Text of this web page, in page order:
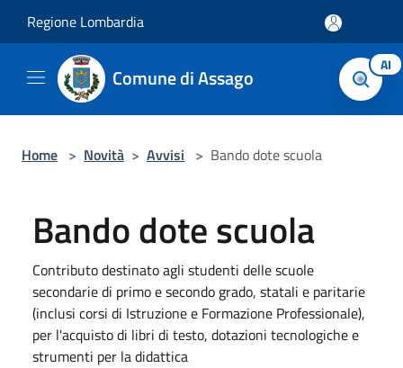
Regione Lombardia
Comune di Assago AI
Home > Novità > Avvisi > Bando dote scuola
Bando dote scuola
Contributo destinato agli studenti delle scuole
secondarie di primo e secondo grado, statali e paritarie
(inclusi corsi di Istruzione e Formazione Professionale),
per l'acquisto di libri di testo, dotazioni tecnologiche e
strumenti per la didattica